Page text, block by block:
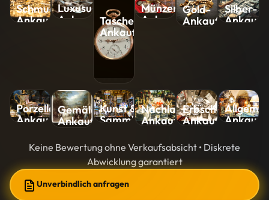
Schmuck-
Ankauf
Luxusuhren-
Ankauf
Taschenuhren-
Ankauf
Münzen-
Ankauf
Gold-
Ankauf
Silber-
Ankauf
Porzellan-
Ankauf
Gemälde-
Ankauf
Kunst &
Sammlungen-
Nachlass-
Ankauf
Erbschaft-
Ankauf Ankauf
Keine Bewertung ohne Verkaufsabsicht • Diskrete
Abwicklung garantiert
Unverbindlich anfragen